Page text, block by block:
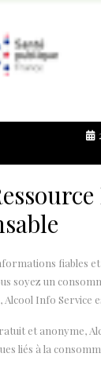
fiables
soyez un
Info Service
et anonyme,
liés à la